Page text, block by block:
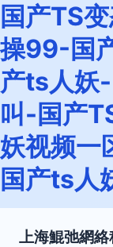
国产TS
操99-国
产ts人妖
叫-国产
妖视频一
国产ts人
上海鯤弛網